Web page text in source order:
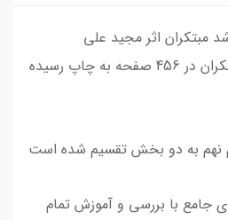
مبتکران اثر مجید علی
محمدی توسط انتشارات مبتکران در 456 صفحه به چاپ رسیده
نهم به دو بخش تقسیم شده است
ی جامع با بررسی و آموزش تمام